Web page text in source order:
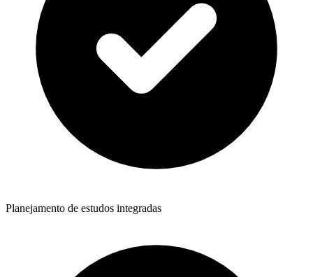
Planejamento de estudos integradas